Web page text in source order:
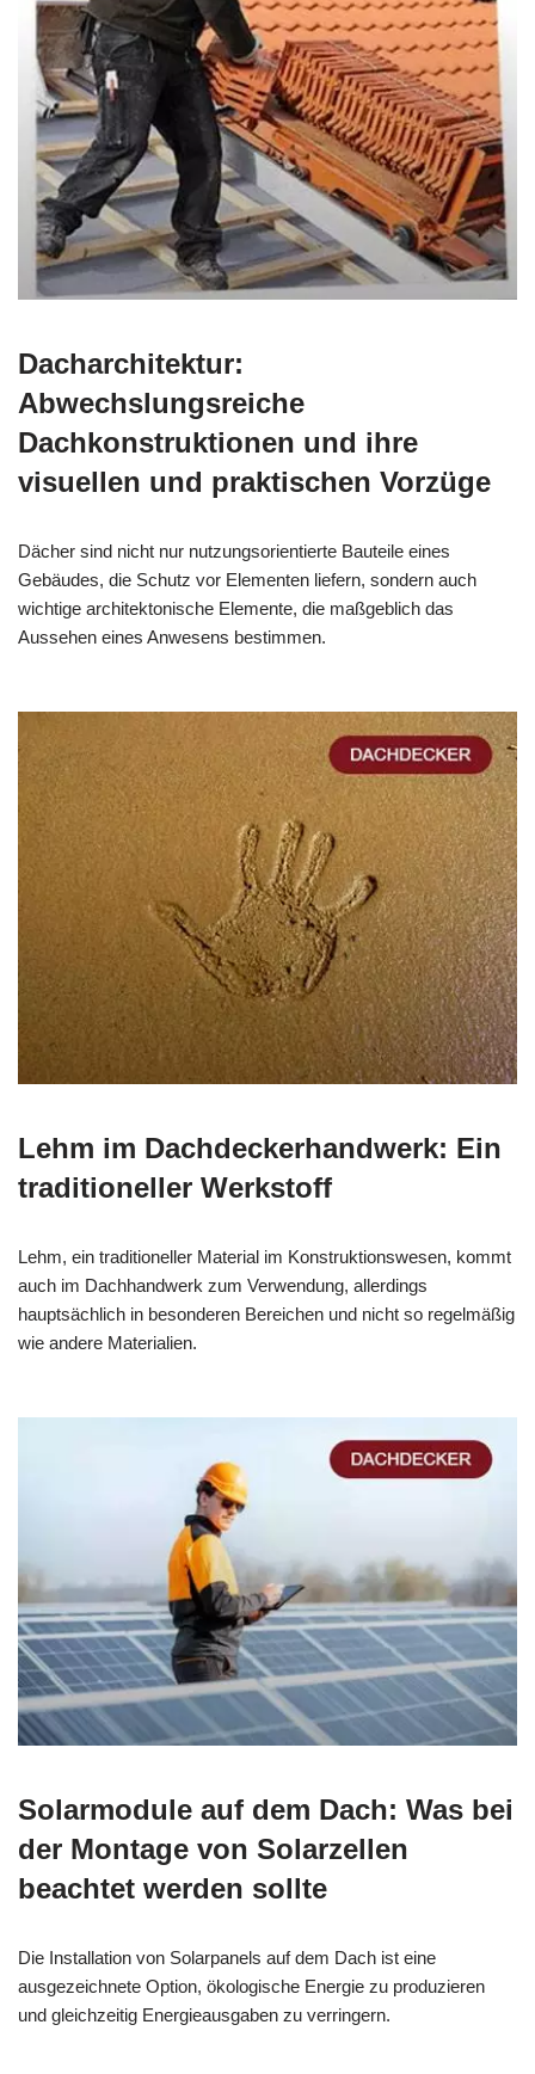
Dacharchitektur:
Abwechslungsreiche
Dachkonstruktionen und ihre
visuellen und praktischen Vorzüge
Dächer sind nicht nur nutzungsorientierte Bauteile eines
Gebäudes, die Schutz vor Elementen liefern, sondern auch
wichtige architektonische Elemente, die maßgeblich das
Aussehen eines Anwesens bestimmen.
Lehm im Dachdeckerhandwerk: Ein
traditioneller Werkstoff
Lehm, ein traditioneller Material im Konstruktionswesen, kommt
auch im Dachhandwerk zum Verwendung, allerdings
hauptsächlich in besonderen Bereichen und nicht so regelmäßig
wie andere Materialien.
Solarmodule auf dem Dach: Was bei
der Montage von Solarzellen
beachtet werden sollte
Die Installation von Solarpanels auf dem Dach ist eine
ausgezeichnete Option, ökologische Energie zu produzieren
und gleichzeitig Energieausgaben zu verringern.